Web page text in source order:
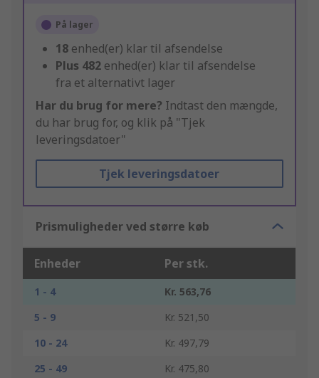
På lager
18 enhed(er) klar til afsendelse
Plus 482 enhed(er) klar til afsendelse
fra et alternativt lager
Har du brug for mere? Indtast den mængde,
du har brug for, og klik på "Tjek
leveringsdatoer"
Tjek leveringsdatoer
Prismuligheder ved større køb
Enheder Per stk.
1 - 4
Kr. 563,76
5 - 9
Kr. 521,50
10 - 24
Kr. 497,79
25 - 49
Kr. 475,80